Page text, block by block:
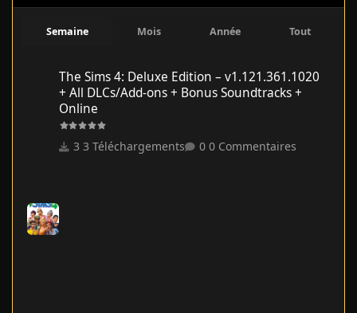
Semaine Mois Année Tout
The Sims 4: Deluxe Edition – v1.121.361.1020
+ All DLCs/Add-ons + Bonus Soundtracks +
Online
3 Téléchargements 0 Commentaires